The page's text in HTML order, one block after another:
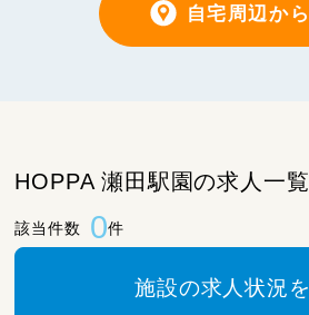
自宅周辺か
HOPPA 瀬田駅園の求人一覧
該当件数 0件
施設の求人状況